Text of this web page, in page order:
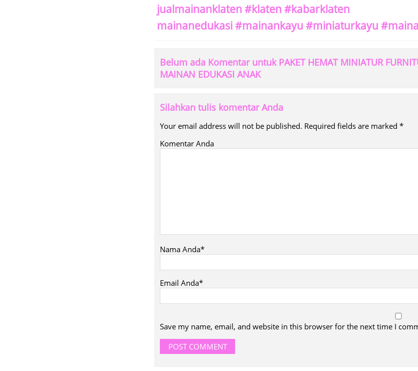
jualmainanklaten #klaten #kabarklaten
mainanedukasi #mainankayu #miniaturkayu
Belum ada Komentar untuk PAKET HEMAT MINIATUR
MAINAN EDUKASI ANAK
Silahkan tulis komentar Anda
Your email address will not be published. Required fields are marked *
Komentar Anda
Nama Anda*
Email Anda*
Save my name, email, and website in this browser for the next time I